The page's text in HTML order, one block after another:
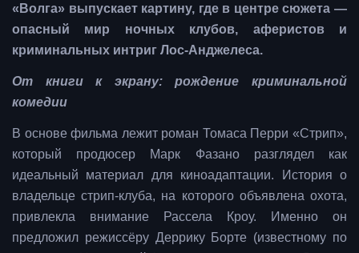
«Волга» выпускает картину, где в центре сюжета —
опасный мир ночных клубов, аферистов и
криминальных интриг Лос-Анджелеса.
От книги к экрану: рождение криминальной
комедии
В основе фильма лежит роман Томаса Перри «Стрип»,
который продюсер Марк Фазано разглядел как
идеальный материал для киноадаптации. История о
владельце стрип-клуба, на которого объявлена охота,
привлекла внимание Рассела Кроу. Именно он
предложил режиссёру Деррику Борте (известному по